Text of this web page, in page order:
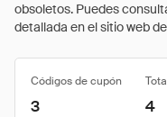
obsoletos. Puedes
detallada en el sitio web
Códigos de cupón
3 4